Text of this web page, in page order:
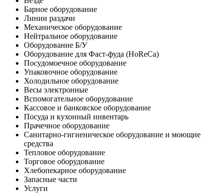
Барное оборудование
Линии раздачи
Механическое оборудование
Нейтральное оборудование
Оборудование Б/У
Оборудование для Фаст-фуда (HoReCa)
Посудомоечное оборудование
Упаковочное оборудование
Холодильное оборудование
Весы электронные
Вспомогательное оборудование
Кассовое и банковское оборудование
Посуда и кухонный инвентарь
Прачечное оборудование
Санитарно-гигиеническое оборудование и моющие
средства
Тепловое оборудование
Торговое оборудование
Хлебопекарное оборудование
Запасные части
Услуги